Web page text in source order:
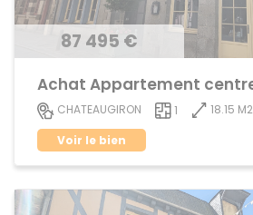
87 495 €
CHATEAUGIRON 1
18.15 M2
Voir le bien